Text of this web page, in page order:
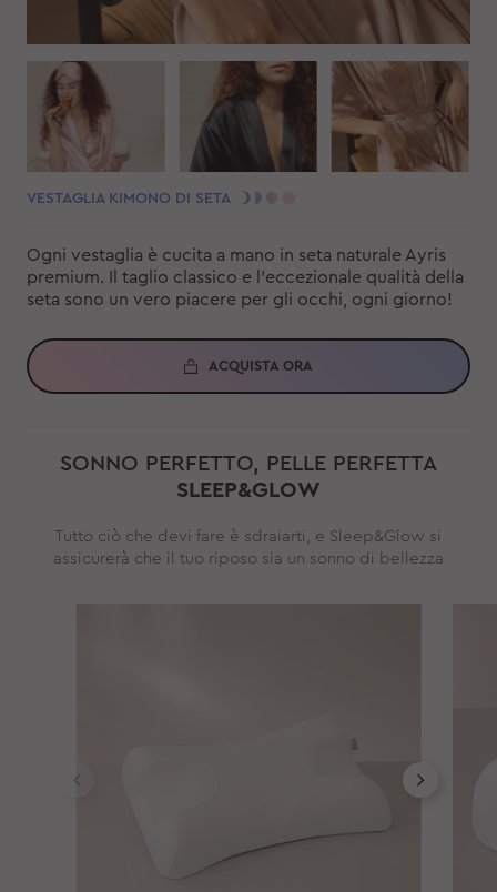
VESTAGLIA KIMONO DI SETA
Ogni vestaglia è cucita a mano in seta naturale Ayris
premium. Il taglio classico e l'eccezionale qualità della
seta sono un vero piacere per gli occhi, ogni giorno!
ACQUISTA ORA
SONNO PERFETTO, PELLE PERFETTA
SLEEP&GLOW
Tutto ciò che devi fare è sdraiarti, e Sleep&Glow si
assicurerà che il tuo riposo sia un sonno di bellezza